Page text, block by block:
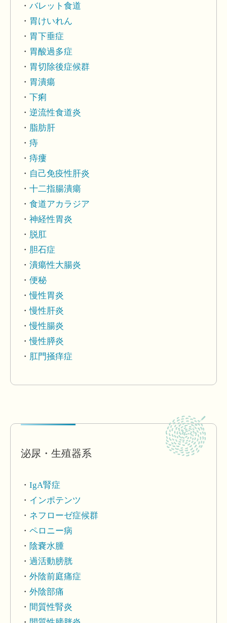
バレット食道
胃けいれん
胃下垂症
胃酸過多症
胃切除後症候群
胃潰瘍
下痢
逆流性食道炎
脂肪肝
痔
痔瘻
自己免疫性肝炎
十二指腸潰瘍
食道アカラジア
神経性胃炎
脱肛
胆石症
潰瘍性大腸炎
便秘
慢性胃炎
慢性肝炎
慢性腸炎
慢性膵炎
肛門掻痒症
泌尿・生殖器系
IgA腎症
インポテンツ
ネフローゼ症候群
ペロニー病
陰嚢水腫
過活動膀胱
外陰前庭痛症
外陰部痛
間質性腎炎